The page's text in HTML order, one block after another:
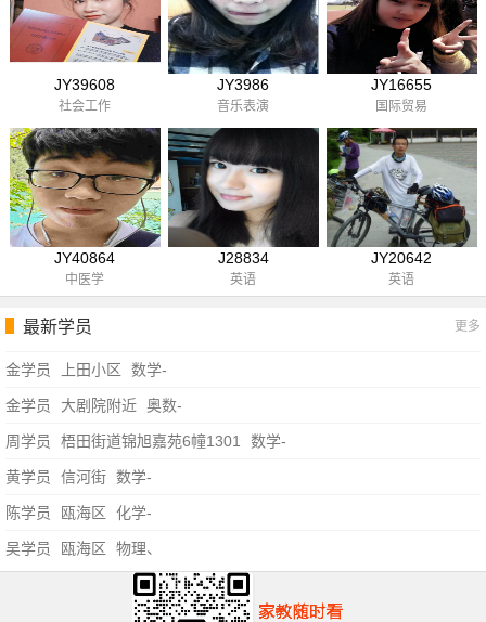
JY39608
社会工作
JY3986
音乐表演
JY16655
国际贸易
JY40864
中医学
J28834
英语
JY20642
英语
最新学员 更多
金学员 上田小区 数学-
金学员 大剧院附近 奥数-
周学员 梧田街道锦旭嘉苑6幢1301 数学-
黄学员 信河街 数学-
陈学员 瓯海区 化学-
吴学员 瓯海区 物理、